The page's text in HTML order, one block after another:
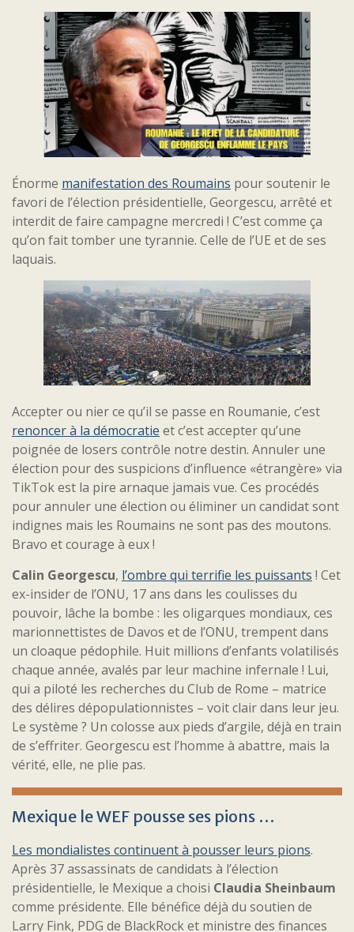
Énorme manifestation des Roumains pour soutenir le
favori de l’élection présidentielle, Georgescu, arrêté et
interdit de faire campagne mercredi ! C’est comme ça
qu’on fait tomber une tyrannie. Celle de l’UE et de ses
laquais.
Accepter ou nier ce qu’il se passe en Roumanie, c’est
renoncer à la démocratie et c’est accepter qu’une
poignée de losers contrôle notre destin. Annuler une
élection pour des suspicions d’influence «étrangère» via
TikTok est la pire arnaque jamais vue. Ces procédés
pour annuler une élection ou éliminer un candidat sont
indignes mais les Roumains ne sont pas des moutons.
Bravo et courage à eux !
Calin Georgescu, l’ombre qui terrifie les puissants ! Cet
ex-insider de l’ONU, 17 ans dans les coulisses du
pouvoir, lâche la bombe : les oligarques mondiaux, ces
marionnettistes de Davos et de l’ONU, trempent dans
un cloaque pédophile. Huit millions d’enfants volatilisés
chaque année, avalés par leur machine infernale ! Lui,
qui a piloté les recherches du Club de Rome – matrice
des délires dépopulationnistes – voit clair dans leur jeu.
Le système ? Un colosse aux pieds d’argile, déjà en train
de s’effriter. Georgescu est l’homme à abattre, mais la
vérité, elle, ne plie pas.
Mexique le WEF pousse ses pions …
Les mondialistes continuent à pousser leurs pions.
Après 37 assassinats de candidats à l’élection
présidentielle, le Mexique a choisi Claudia Sheinbaum
comme présidente. Elle bénéfice déjà du soutien de
Larry Fink, PDG de BlackRock et ministre des finances